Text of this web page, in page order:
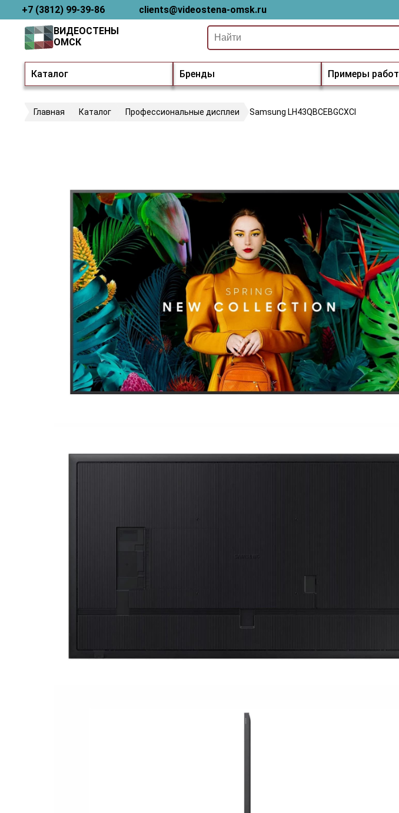
+7 (3812) 99-39-86 clients@videostena-omsk.ru
Каталог Бренды Примеры работ
ВИДЕОСТЕНЫ
ОМСК
Главная Каталог Профессиональные дисплеи Samsung LH43QBCEBGCXCI